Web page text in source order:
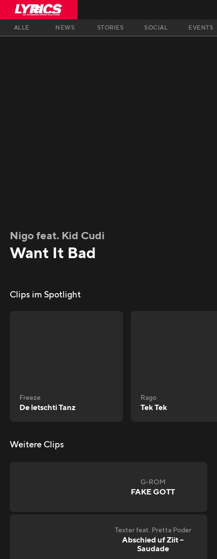
ALLE NEWS STORIES SOCIAL EVENTS
Nigo feat. Kid Cudi
Want It Bad
Clips im Spotlight
Freeze
De letschti Tanz
Rago
Tek Tek
Weitere Clips
G-ROM
FAKE GOTT
Texter feat. Pretta Poder
Abschied uf Ziit –
Saudade